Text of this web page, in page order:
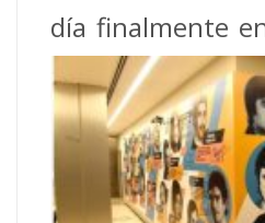
día finalmente